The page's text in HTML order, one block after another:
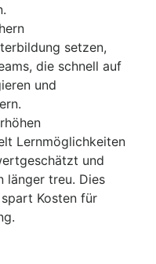
setzen,
die schnell auf
und
Lernmöglichkeiten
und
länger treu. Dies
Kosten für